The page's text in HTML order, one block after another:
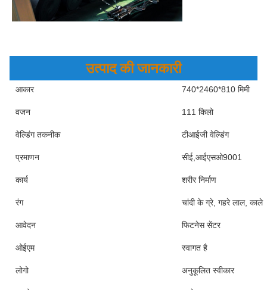
उत्पाद की जानकारी
आकार 740*2460*810 मिमी
वजन 111 किलो
वेल्डिंग तकनीक टीआईजी वेल्डिंग
प्रमाणन सीई,आईएसओ9001
कार्य शरीर निर्माण
रंग चांदी के ग्रे, गहरे लाल, काले
आवेदन फिटनेस सेंटर
ओईएम स्वागत है
लोगो अनुकूलित स्वीकार